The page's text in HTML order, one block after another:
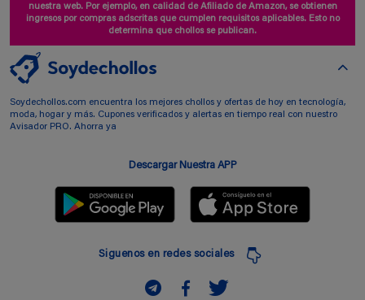
nuestra web. Por ejemplo, en calidad de Afiliado de Amazon, se obtienen
ingresos por compras adscritas que cumplen requisitos aplicables. Esto no
determina que chollos se publican.
Soydechollos.com encuentra los mejores chollos y ofertas de hoy en tecnología,
moda, hogar y más. Cupones verificados y alertas en tiempo real con nuestro
Avisador PRO. Ahorra ya
Descargar Nuestra APP
Siguenos en redes sociales